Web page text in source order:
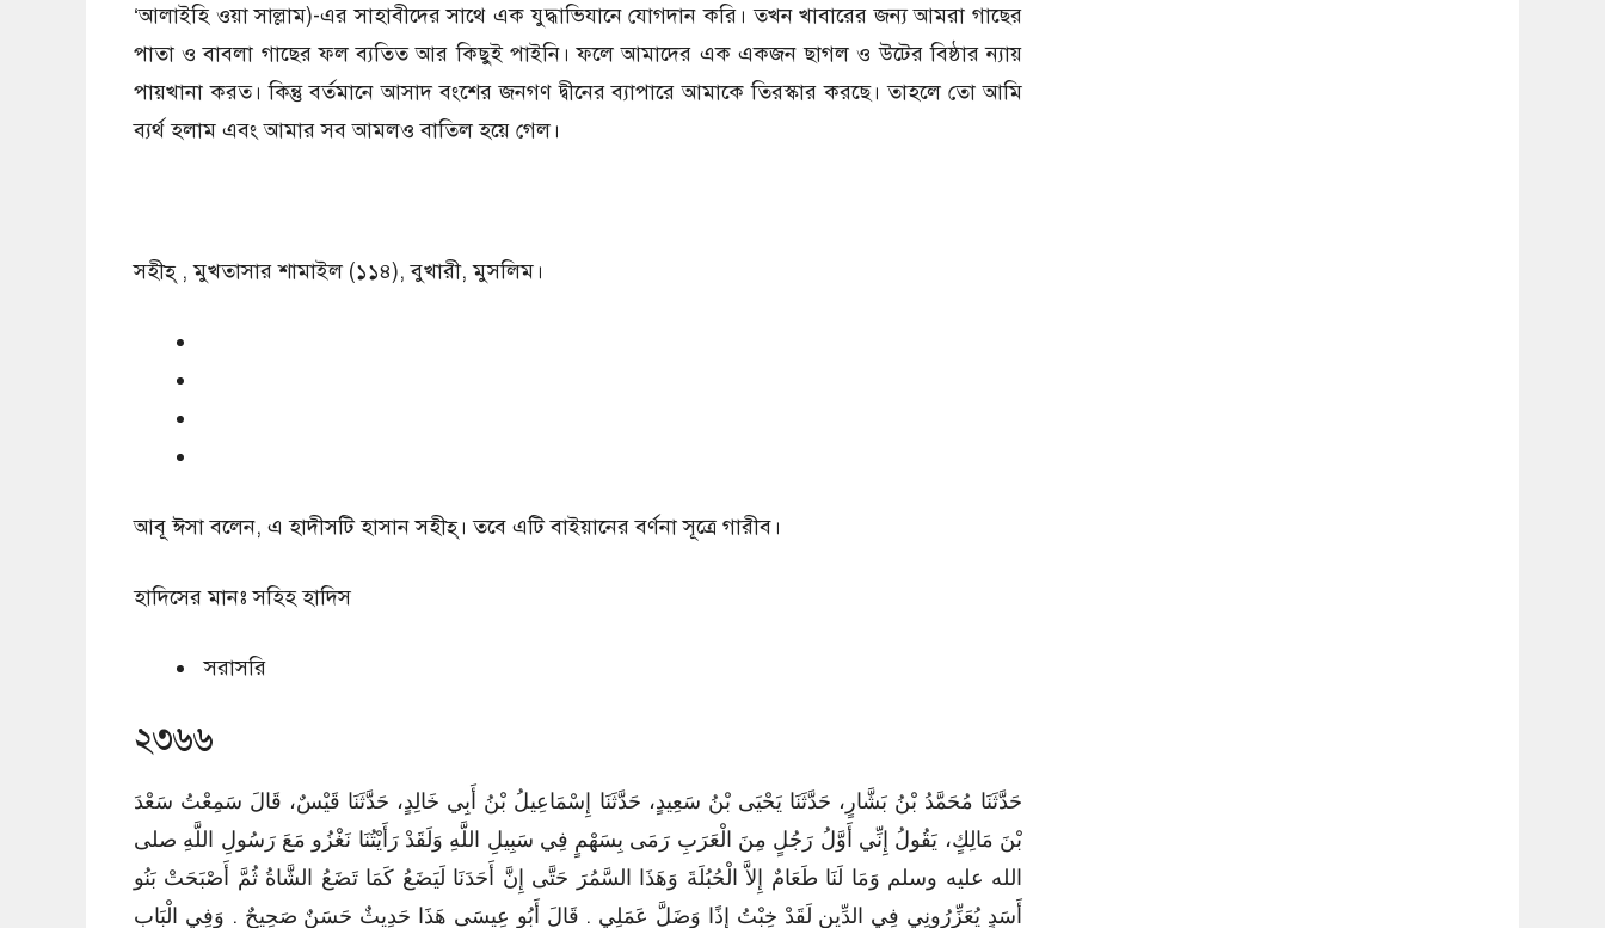
‘আলাইহি ওয়া সাল্লাম)-এর সাহাবীদের সাথে এক যুদ্ধাভিযানে যোগদান করি। তখন খাবারের জন্য আমরা গাছের
পাতা ও বাবলা গাছের ফল ব্যতিত আর কিছুই পাইনি। ফলে আমাদের এক একজন ছাগল ও উটের বিষ্ঠার ন্যায়
পায়খানা করত। কিন্তু বর্তমানে আসাদ বংশের জনগণ দ্বীনের ব্যাপারে আমাকে তিরস্কার করছে। তাহলে তো আমি
ব্যর্থ হলাম এবং আমার সব আমলও বাতিল হয়ে গেল।
সহীহ্‌ , মুখতাসার শামাইল (১১৪), বুখারী, মুসলিম।
আবূ ঈসা বলেন, এ হাদীসটি হাসান সহীহ্‌। তবে এটি বাইয়ানের বর্ণনা সূত্রে গারীব।
হাদিসের মানঃসহিহ হাদিস
সরাসরি
২৩৬৬
حَدَّثَنَا مُحَمَّدُ بْنُ بَشَّارٍ، حَدَّثَنَا يَحْيَى بْنُ سَعِيدٍ، حَدَّثَنَا إِسْمَاعِيلُ بْنُ أَبِي خَالِدٍ، حَدَّثَنَا قَيْسٌ، قَالَ سَمِعْتُ سَعْدَ
بْنَ مَالِكٍ، يَقُولُ إِنِّي أَوَّلُ رَجُلٍ مِنَ الْعَرَبِ رَمَى بِسَهْمٍ فِي سَبِيلِ اللَّهِ وَلَقَدْ رَأَيْتُنَا نَغْزُو مَعَ رَسُولِ اللَّهِ صلى
الله عليه وسلم وَمَا لَنَا طَعَامٌ إِلاَّ الْحُبُلَةَ وَهَذَا السَّمُرَ حَتَّى إِنَّ أَحَدَنَا لَيَضَعُ كَمَا تَضَعُ الشَّاةُ ثُمَّ أَصْبَحَتْ بَنُو
أَسَدٍ يُعَزِّرُونِي فِي الدِّينِ لَقَدْ خِبْتُ إِذًا وَضَلَّ عَمَلِي ‏.‏ قَالَ أَبُو عِيسَى هَذَا حَدِيثٌ حَسَنٌ صَحِيحٌ ‏.‏ وَفِي الْبَابِ